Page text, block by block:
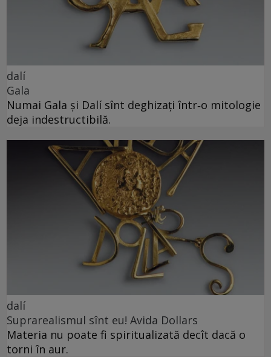
dalí
Gala
Numai Gala și Dalí sînt deghizați într‑o mitologie
deja indestructibilă.
dalí
Suprarealismul sînt eu! Avida Dollars
Materia nu poate fi spiritualizată decît dacă o
torni în aur.